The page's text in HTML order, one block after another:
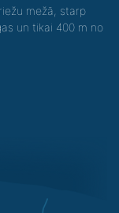
mežā, starp
un tikai 400 m no